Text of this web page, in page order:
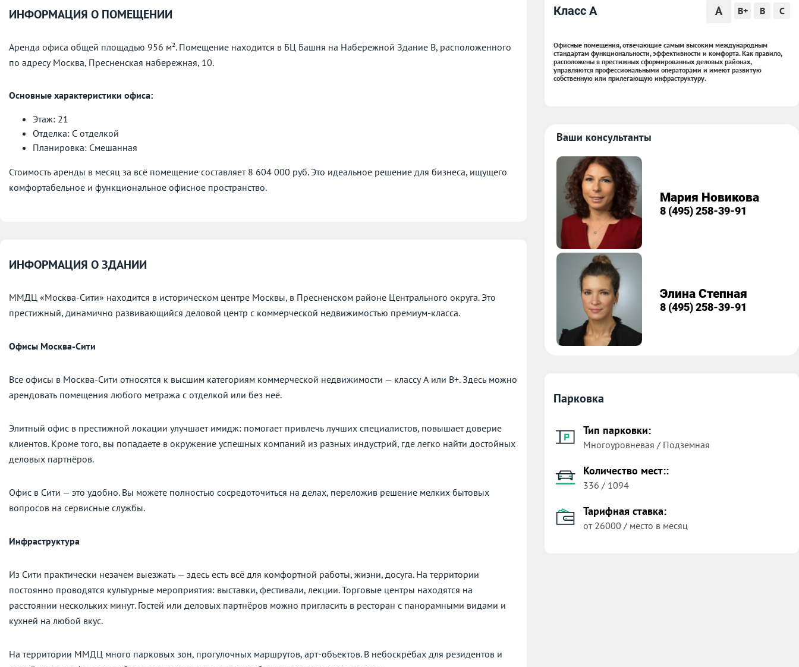
ИНФОРМАЦИЯ О ПОМЕЩЕНИИ
Аренда офиса общей площадью 956 м². Помещение находится в БЦ Башня на Набережной Здание B, расположенного
по адресу Москва, Пресненская набережная, 10.
Основные характеристики офиса:
Этаж: 21
Отделка: С отделкой
Планировка: Смешанная
Стоимость аренды в месяц за всё помещение составляет 8 604 000 руб. Это идеальное решение для бизнеса, ищущего
комфортабельное и функциональное офисное пространство.
ИНФОРМАЦИЯ О ЗДАНИИ
ММДЦ «Москва-Сити» находится в историческом центре Москвы, в Пресненском районе Центрального округа. Это
престижный, динамично развивающийся деловой центр с коммерческой недвижимостью премиум-класса.
Офисы Москва-Сити
Все офисы в Москва-Сити относятся к высшим категориям коммерческой недвижимости — классу А или В+. Здесь можно
арендовать помещения любого метража с отделкой или без неё.
Элитный офис в престижной локации улучшает имидж: помогает привлечь лучших специалистов, повышает доверие
клиентов. Кроме того, вы попадаете в окружение успешных компаний из разных индустрий, где легко найти достойных
деловых партнёров.
Офис в Сити — это удобно. Вы можете полностью сосредоточиться на делах, переложив решение мелких бытовых
вопросов на сервисные службы.
Инфраструктура
Из Сити практически незачем выезжать — здесь есть всё для комфортной работы, жизни, досуга. На территории
постоянно проводятся культурные мероприятия: выставки, фестивали, лекции. Торговые центры находятся на
расстоянии нескольких минут. Гостей или деловых партнёров можно пригласить в ресторан с панорамными видами и
кухней на любой вкус.
На территории ММДЦ много парковых зон, прогулочных маршрутов, арт-объектов. В небоскрёбах для резидентов и
Класс A A B+ B C
Офисные помещения, отвечающие самым высоким международным
стандартам функциональности, эффективности и комфорта. Как правило,
расположены в престижных сформированных деловых районах,
управляются профессиональными операторами и имеют развитую
собственную или прилегающую инфраструктуру.
Ваши консультанты
Мария Новикова
8 (495) 258-39-91
Элина Степная
8 (495) 258-39-91
Парковка
Тип парковки:
Многоуровневая / Подземная
Количество мест::
336 / 1094
Тарифная ставка:
от 26000 / место в месяц